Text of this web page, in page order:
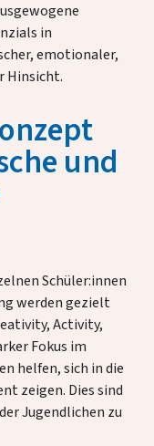
in
emotionaler,
Hinsicht.
und
Schüler:innen
werden gezielt
Activity,
Fokus im
helfen, sich in die
zeigen. Dies sind
Jugendlichen zu